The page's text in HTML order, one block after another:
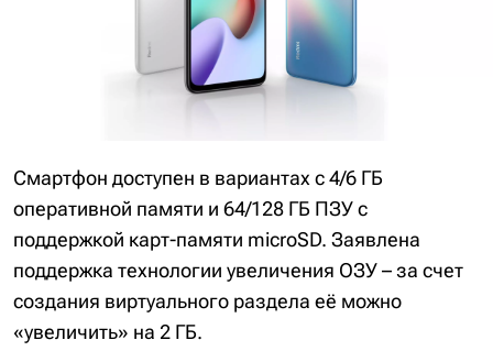
Смартфон доступен в вариантах с 4/6 ГБ
оперативной памяти и 64/128 ГБ ПЗУ с
поддержкой карт-памяти microSD. Заявлена
поддержка технологии увеличения ОЗУ – за счет
создания виртуального раздела её можно
«увеличить» на 2 ГБ.